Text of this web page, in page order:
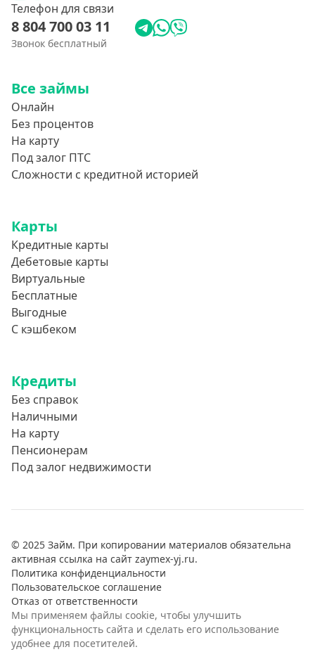
Телефон для связи
8 804 700 03 11
Звонок бесплатный
Все займы
Онлайн
Без процентов
На карту
Под залог ПТС
Сложности с кредитной историей
Карты
Кредитные карты
Дебетовые карты
Виртуальные
Бесплатные
Выгодные
С кэшбеком
Кредиты
Без справок
Наличными
На карту
Пенсионерам
Под залог недвижимости
© 2025 Займ. При копировании материалов обязательна
активная ссылка на сайт zaymex-yj.ru.
Политика конфиденциальности
Пользовательское соглашение
Отказ от ответственности
Мы применяем файлы cookie, чтобы улучшить
функциональность сайта и сделать его использование
удобнее для посетителей.